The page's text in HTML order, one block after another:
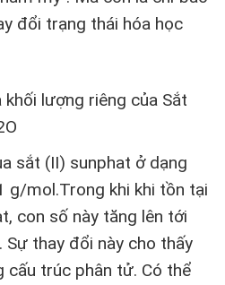
đổi trạng thái hóa học
lượng riêng của Sắt
sắt (II) sunphat ở dạng
g/mol.Trong khi khi tồn tại
con số này tăng lên tới
thay đổi này cho thấy
trúc phân tử. Có thể